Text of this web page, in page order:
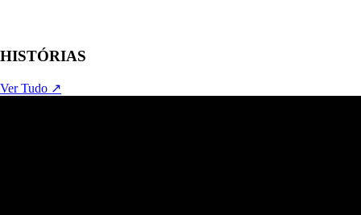
HISTÓRIAS
Ver Tudo ↗